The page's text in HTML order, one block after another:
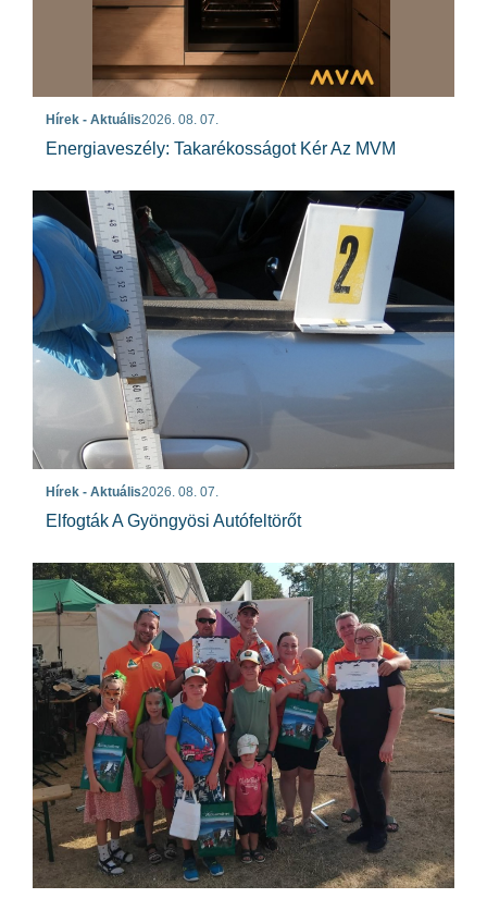
Hírek - Aktuális2026. 08. 07.
Energiaveszély: Takarékosságot Kér Az MVM
Hírek - Aktuális2026. 08. 07.
Elfogták A Gyöngyösi Autófeltörőt